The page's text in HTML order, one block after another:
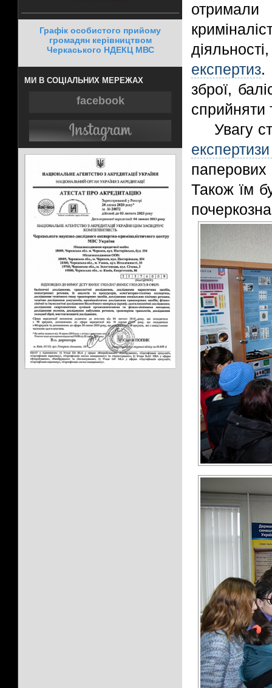
Графік особистого прийому
громадян керівництвом
Черкаського НДЕКЦ МВС
МИ В СОЦІАЛЬНИХ МЕРЕЖАХ
facebook
отримали
експертиз.
зброї,
сприйняти
Увагу
паперових
Також їм